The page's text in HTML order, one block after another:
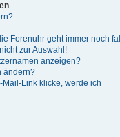
Forenuhr geht immer noch
zur Auswahl!
anzeigen?
ändern?
Link klicke, werde ich